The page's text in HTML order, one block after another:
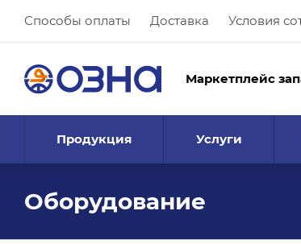
Способы оплаты Доставка Условия
Маркетплейс
Продукция Услуги
Оборудование